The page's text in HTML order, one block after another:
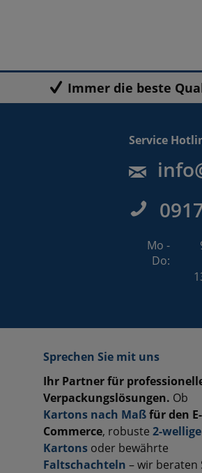
Immer die beste
Service
Mo -
Do:
Sprechen Sie mit uns
Ihr Partner für
Verpackungslösungen. Ob
Kartons nach Maßfür den E-
Commerce, robuste 2-wellige
Kartons oder bewährte
Faltschachteln – wir beraten